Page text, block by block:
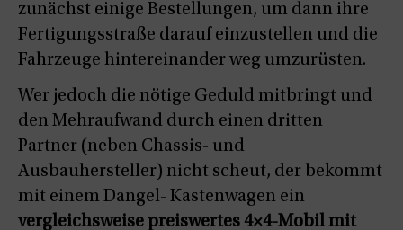
zunächst einige Bestellungen, um dann ihre
Fertigungsstraße darauf einzustellen und die
Fahrzeuge hintereinander weg umzurüsten.
Wer jedoch die nötige Geduld mitbringt und
den Mehraufwand durch einen dritten
Partner (neben Chassis- und
Ausbauhersteller) nicht scheut, der bekommt
mit einem Dangel- Kastenwagen ein
vergleichsweise preiswertes 4×4-Mobil mit